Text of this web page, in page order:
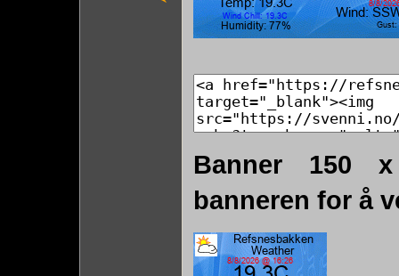
Banner 150
banneren for å